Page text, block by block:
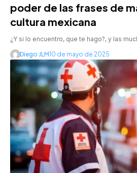
poder de las frases de
cultura mexicana
¿Y si lo encuentro, que te hago?, y las
Diego JLM10 de mayo de 2025